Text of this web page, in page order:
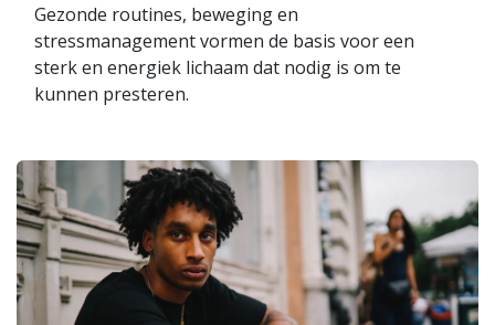
Gezonde routines, beweging en
stressmanagement vormen de basis voor een
sterk en energiek lichaam dat nodig is om te
kunnen presteren.